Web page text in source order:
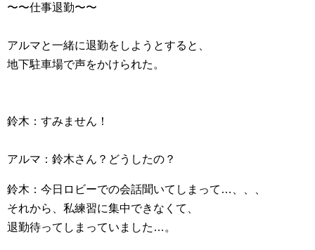
〜〜仕事退勤〜〜
アルマと一緒に退勤をしようとすると、
地下駐車場で声をかけられた。
鈴木：すみません！
アルマ：鈴木さん？どうしたの？
鈴木：今日ロビーでの会話聞いてしまって…、、、
それから、私練習に集中できなくて、
退勤待ってしまっていました…。